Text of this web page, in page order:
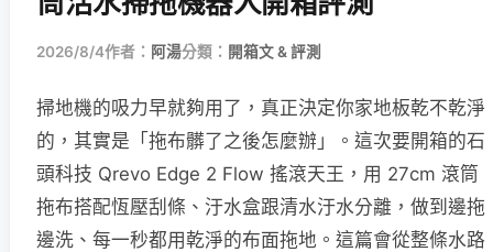
2026/8/4作者： 阿湯分類： 開箱文 & 評測
掃地機的吸力早就夠用了，真正決定你家地板乾不乾淨
的，其實是「拖布髒了之後怎麼辦」。這次要開箱的石
頭科技 Qrevo Edge 2 Flow 搖滾天王，用 27cm 滾筒
拖布搭配恆壓刮條、汙水盒跟清水汙水分離，做到邊拖
邊洗、每一秒都用乾淨的布面拖地。這篇會從整條水路